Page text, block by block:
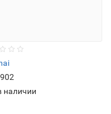
наличии